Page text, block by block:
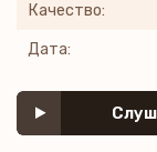
Качество:
Дата: